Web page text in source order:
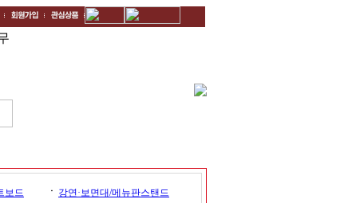
보드 ㆍ 강연·보면대/메뉴판스탠드